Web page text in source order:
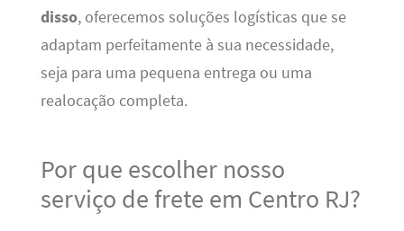
disso, oferecemos soluções logísticas que se
adaptam perfeitamente à sua necessidade,
seja para uma pequena entrega ou uma
realocação completa.
Por que escolher nosso
serviço de frete em Centro RJ?